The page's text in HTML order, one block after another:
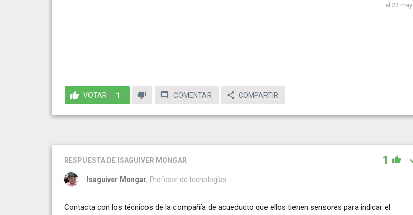
el 23 may.
VOTAR 1 COMENTAR COMPARTIR
RESPUESTA DE ISAGUIVER MONGAR 1
Isaguiver Mongar, Profesor de tecnologías
Contacta con los técnicos de la compañía de acueducto que ellos tienen sensores para indicar el